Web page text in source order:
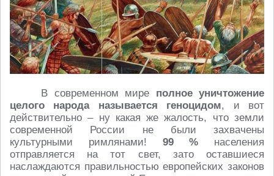
В современном мире полное уничтожение
целого народа называется геноцидом, и вот
действительно – ну какая же жалость, что земли
современной России не были захвачены
культурными римлянами! 99 % населения
отправляется на тот свет, зато оставшиеся
наслаждаются правильностью европейских законов